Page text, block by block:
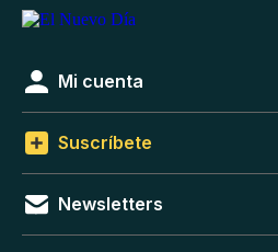
Mi cuenta
Suscríbete
Newsletters